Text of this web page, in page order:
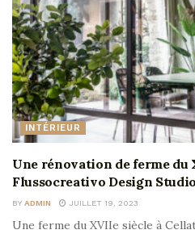
INTÉRIEUR
Une rénovation de ferme du
Flussocreativo Design Studio
BY ADMIN JUILLET 19, 2023
Une ferme du XVIIe siècle à